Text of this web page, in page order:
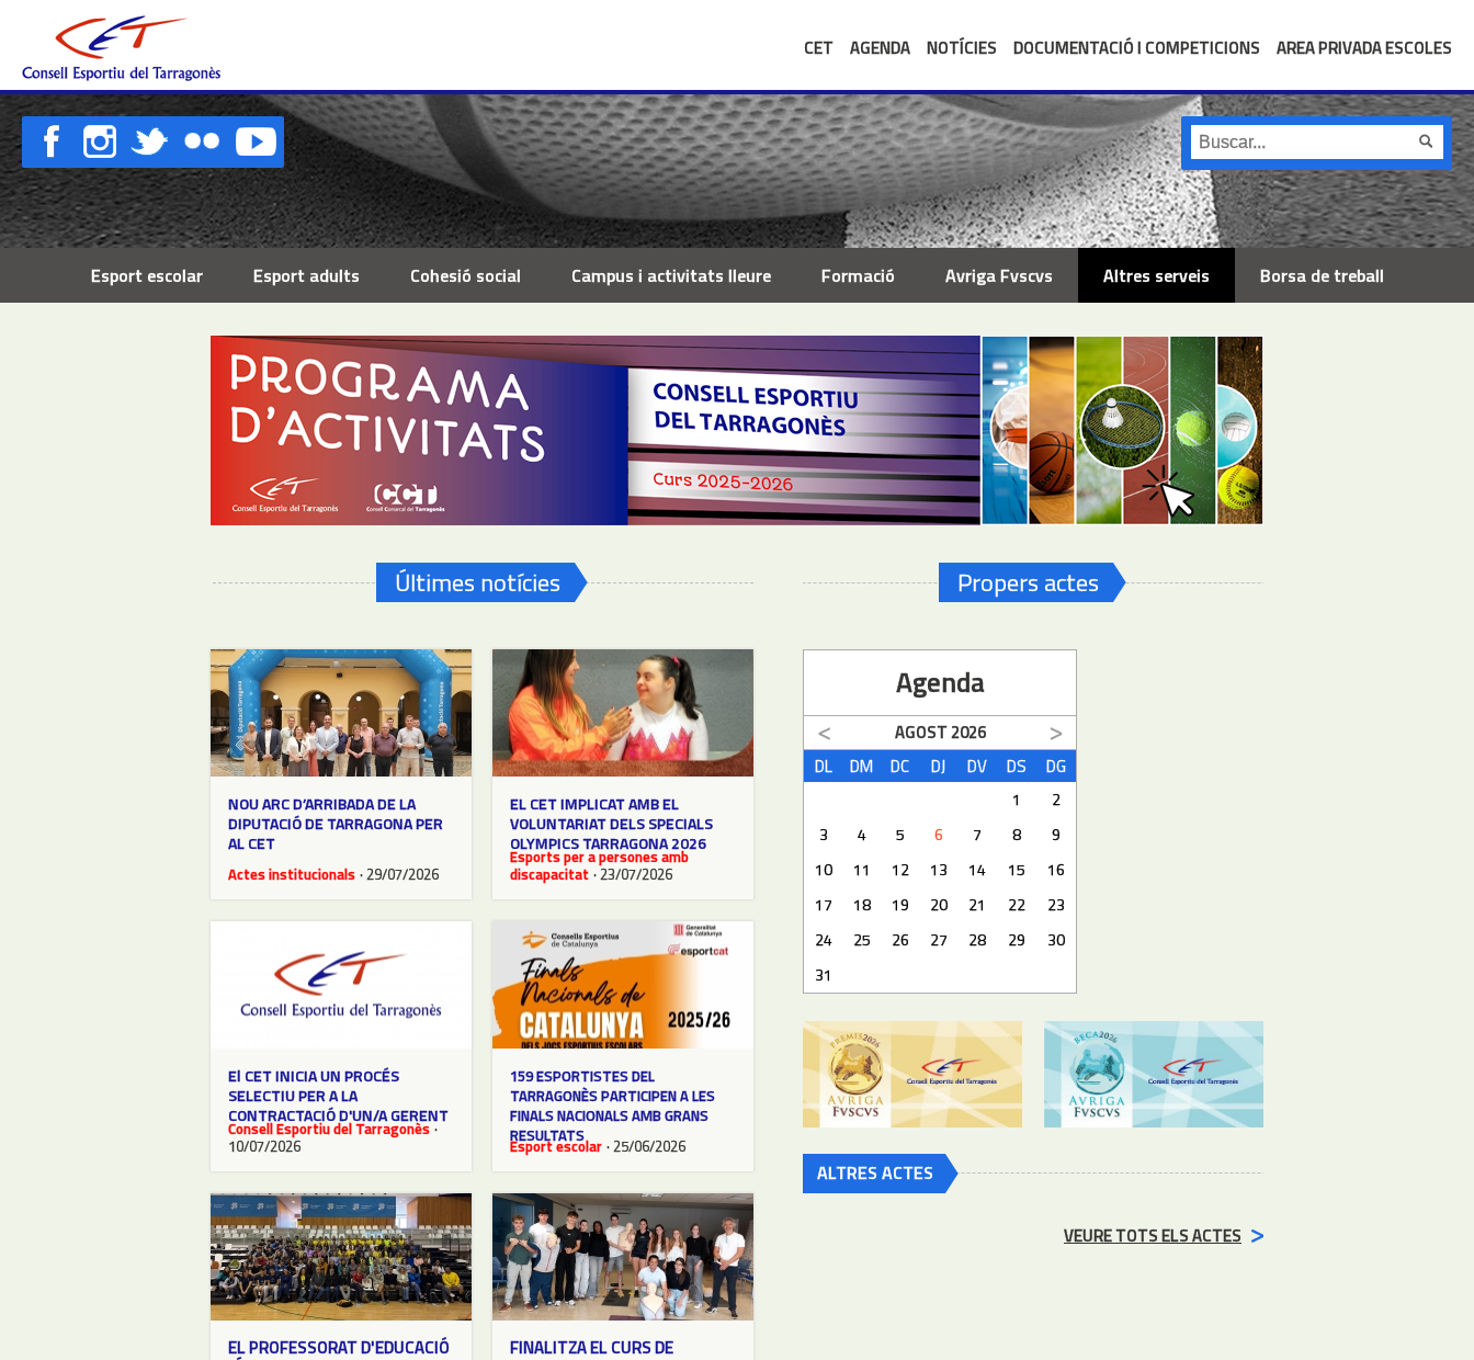
CET AGENDA NOTÍCIES DOCUMENTACIÓ I COMPETICIONS AREA PRIVADA ESCOLES
Esport escolar Esport adults Cohesió social Campus i activitats lleure Formació Avriga Fvscvs Altres serveis Borsa de treball
Últimes notícies
NOU ARC D’ARRIBADA DE LA
DIPUTACIÓ DE TARRAGONA PER
AL CET
Actes institucionals · 29/07/2026
EL CET IMPLICAT AMB EL
VOLUNTARIAT DELS SPECIALS
OLYMPICS TARRAGONA 2026
Esports per a persones amb
discapacitat · 23/07/2026
El CET INICIA UN PROCÉS
SELECTIU PER A LA
CONTRACTACIÓ D'UN/A GERENT
Consell Esportiu del Tarragonès ·
10/07/2026
159 ESPORTISTES DEL
TARRAGONÈS PARTICIPEN A LES
FINALS NACIONALS AMB GRANS
RESULTATS
Esport escolar · 25/06/2026
EL PROFESSORAT D'EDUCACIÓ FINALITZA EL CURS DE
Propers actes
Agenda
AGOST2026
DL
DM DC DJ DV DS DG
1
2
3
4 5 6 7 8
9
10
11 12 13 14 15
16
17
18 19 20 21 22
23
24
25 26 27 28 29
30
31
ALTRES ACTES
VEURE TOTS ELS ACTES